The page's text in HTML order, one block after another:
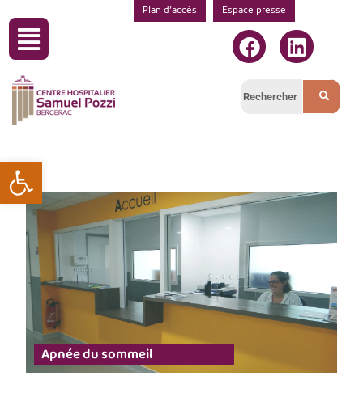
Ouvrir la barre d’outils
Plan d’accés Espace presse
Apnée du sommeil